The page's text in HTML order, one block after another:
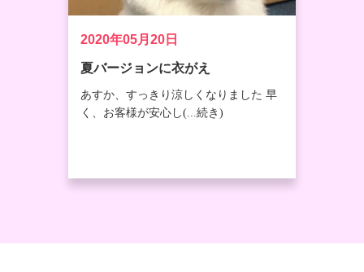
2020年05月20日
夏バージョンに衣がえ
あすか、すっきり涼しくなりました 早
く、お客様が安心し(...続き)